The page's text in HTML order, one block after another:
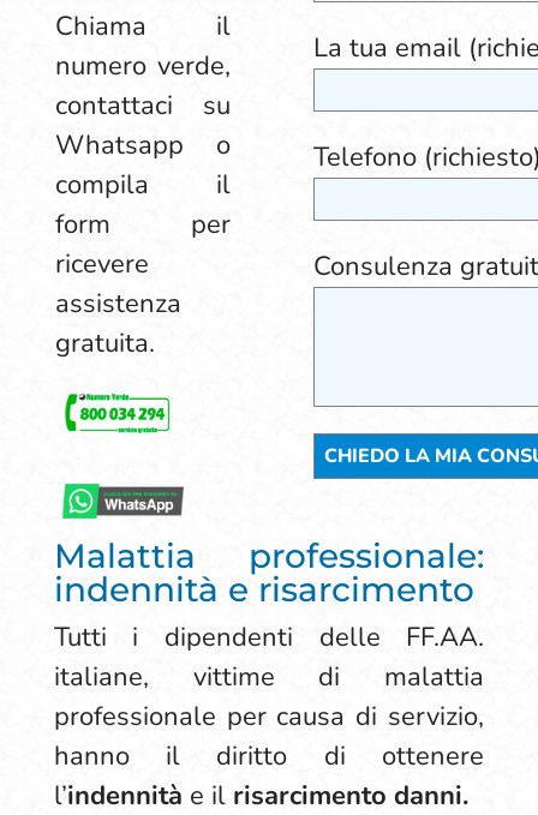
Chiama il
numero verde,
contattaci su
Whatsapp o
compila il
form per
ricevere
assistenza
gratuita.
La tua email
Telefono
Consulenza
Malattia professionale:
indennità e risarcimento
Tutti i dipendenti delle FF.AA.
italiane, vittime di malattia
professionale per causa di servizio,
hanno il diritto di ottenere
l’indennità e il risarcimento danni.